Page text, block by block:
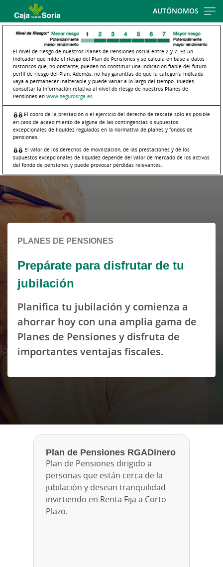
main
contentt
AUTÓNOMOS
El nivel de riesgo de nuestros Planes de Pensiones oscila entre 2 y 7. Es un
indicador que mide el riesgo del Plan de Pensiones y se calcula en base a datos
históricos que, no obstante, pueden no constituir una indicación fiable del futuro
perfil de riesgo del Plan. Además, no hay garantías de que la categoría indicada
vaya a permanecer inalterable y puede variar a lo largo del tiempo. Puedes
consultar la información relativa al nivel de riesgo de nuestros Planes de
Pensiones en www.segurosrga.es.
El cobro de la prestación o el ejercicio del derecho de rescate sólo es posible
en caso de acaecimiento de alguna de las contingencias o supuestos
excepcionales de liquidez regulados en la normativa de planes y fondos de
pensiones.
El valor de los derechos de movilización, de las prestaciones y de los
supuestos excepcionales de liquidez depende del valor de mercado de los activos
del fondo de pensiones y puede provocar pérdidas relevantes.
Cargando
contenido,
por
PLANES DE PENSIONES
Prepárate para disfrutar de tu
jubilación
Planifica tu jubilación y comienza a
ahorrar hoy con una amplia gama de
Planes de Pensiones y disfruta de
importantes ventajas fiscales.
Plan de Pensiones RGADinero​​​​​
Plan de Pensiones dirigido a
personas que están cerca de la
jubilación y desean tranquilidad
invirtiendo en Renta Fija a Corto
Plazo.